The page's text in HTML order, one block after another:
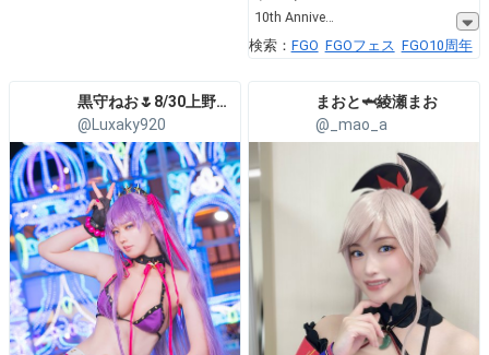
10th Annive
検索： FGO FGOフェス FGO10周年
黒守ねお🌷8/30上野バーイベ
@Luxaky920
まおと🦈綾瀬まお
@_mao_a